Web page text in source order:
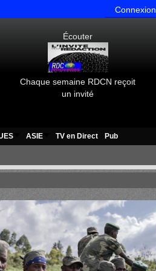
Connexion
Écouter
Chaque semaine RDCN reçoit
un invité
ASIE TV en Direct Pub